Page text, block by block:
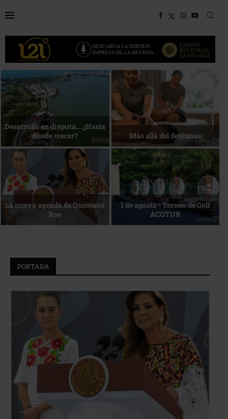
Bottega, un viaje servido a la
mesa
Energía que Impulsa la
competitividad
Reconocimiento de viajeros La esencia del servicio
PORTADA